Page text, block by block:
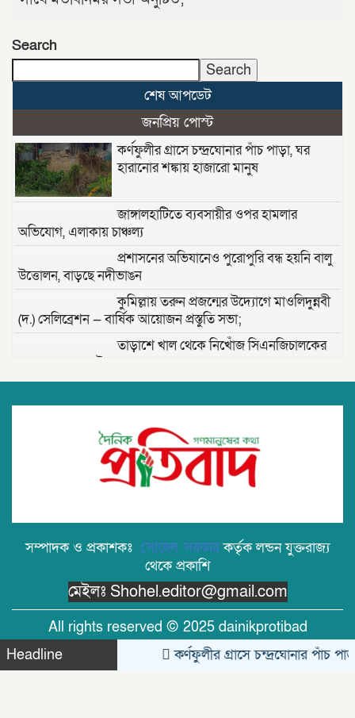
Search
Search
শেষ আপডেট
জনপ্রিয় পোস্ট
কর্ণফুলীর গ্রাসে চন্দ্রঘোনার পাঁচ পাড়া, ঘর
হারানোর শঙ্কায় হাজারো মানুষ
জাঙ্গালহাটিতে ব্যবসায়ীর ওপর হামলার
অভিযোগ, এলাকায় চাঞ্চল্য
প্রশাসনের অভিযানেও পুরোপুরি বন্ধ হয়নি বালু
উত্তোলন, বাড়ছে নদীভাঙন
কুমিল্লায় তরুন প্রজন্মের উদ্যোগে মাওলিদুন্নবী
(দ.) সেলিব্রেশন — বার্ষিক আয়োজন প্রস্তুতি সভা;
তাড়াশে খাল থেকে নিখোঁজ সিএনজিচালকের
পচাগলা মরদেহ উদ্ধার
আয়োজিত ফুটবল খেলা ২০২৬ অনুষ্ঠিত।
জুলাই বিপ্লবের ভাঙা আয়না: বিভেদের দায়
কার?- মোঃ সেলিম উদ্দীন ।
চিপসের প্যাকেট নিতে গিয়ে বিস্ফোরণ
সৌদি শ্রমবাজার সম্প্রসারণে সৌদি আরবের
প্রতিনিধিদলের সাথে প্রবাসী কল্যাণ মন্ত্রীর দ্বিপাক্ষিক বৈঠক।
তাড়াশে পৃথম ঘটনায় দুই গৃহবধূর ঝুলন্ত মরদেহ
উদ্ধার
সম্পাদক ও প্রকাশকঃ সোহেল সরকারকর্তৃক লন্ডন যুক্তরাজ্য
থেকে প্রকাশি
মেইলঃ Shohel.editor@gmail.com
All rights reserved © 2025 dainikprotibad
Headline
কর্ণফুলীর গ্রাসে চন্দ্রঘোনার পাঁচ